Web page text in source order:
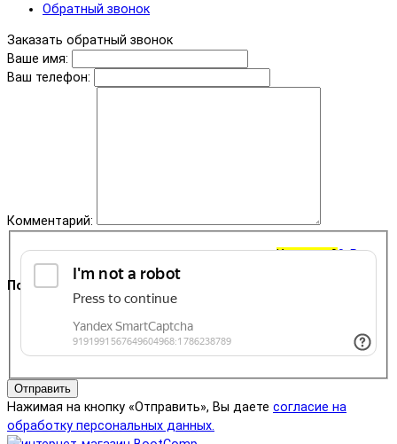
Корзина 00 ₽
Поддержка
Обратный звонок
Заказать обратный звонок
Ваше имя:
Ваш телефон:
Комментарий:
Отправить
Нажимая на кнопку «Отправить», Вы даете согласие на
обработку персональных данных.